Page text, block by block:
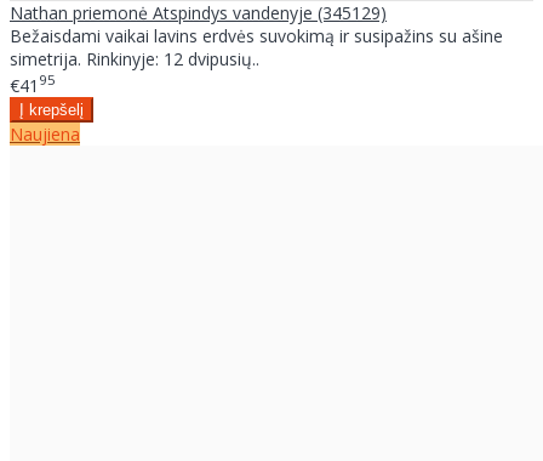
Nathan priemonė Atspindys vandenyje (345129)
Bežaisdami vaikai lavins erdvės suvokimą ir susipažins su ašine
simetrija. Rinkinyje: 12 dvipusių..
€41 95
Naujiena